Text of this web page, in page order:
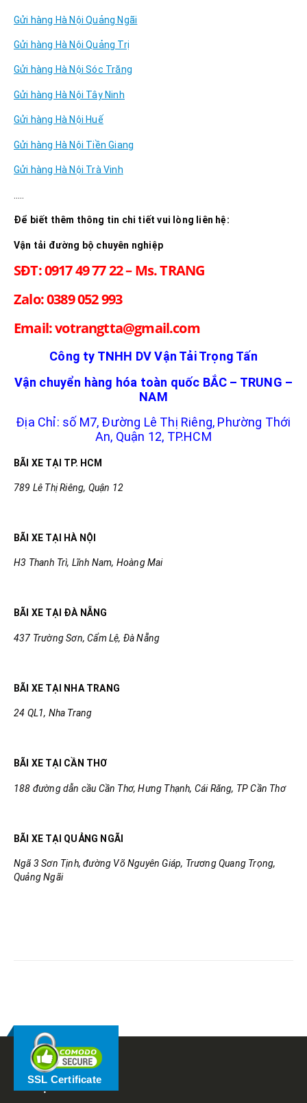
Gửi hàng Hà Nội Quảng Ngãi
Gửi hàng Hà Nội Quảng Trị
Gửi hàng Hà Nội Sóc Trăng
Gửi hàng Hà Nội Tây Ninh
Gửi hàng Hà Nội Huế
Gửi hàng Hà Nội Tiền Giang
Gửi hàng Hà Nội Trà Vinh
Để biết thêm thông tin chi tiết vui lòng liên hệ:
Vận tải đường bộ chuyên nghiệp
SĐT: 0917 49 77 22 – Ms. TRANG
Zalo: 0389 052 993
Email: votrangtta@gmail.com
Công ty TNHH DV Vận Tải Trọng Tấn
Vận chuyển hàng hóa toàn quốc BẮC – TRUNG –
NAM
Địa Chỉ: số M7, Đường Lê Thị Riêng, Phường Thới
An, Quận 12, TP.HCM
BÃI XE TẠI TP. HCM
789 Lê Thị Riêng, Quận 12
BÃI XE TẠI HÀ NỘI
H3 Thanh Trì, Lĩnh Nam, Hoàng Mai
BÃI XE TẠI ĐÀ NẴNG
437 Trường Sơn, Cẩm Lệ, Đà Nẵng
BÃI XE TẠI NHA TRANG
24 QL1, Nha Trang
BÃI XE TẠI CẦN THƠ
188 đường dẫn cầu Cần Thơ, Hưng Thạnh, Cái Răng, TP Cần Thơ
BÃI XE TẠI QUẢNG NGÃI
Ngã 3 Sơn Tịnh, đường Võ Nguyên Giáp, Trương Quang Trọng,
Quảng Ngãi
SSL Certificate
VỀ TRỌNG TẤN